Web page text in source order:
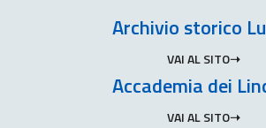
Archivio storico
VAI AL SITO
Accademia dei
VAI AL SITO